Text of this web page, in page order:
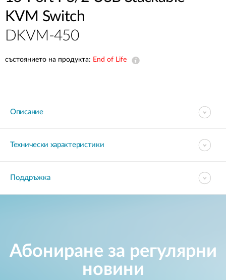
KVM Switch
DKVM-450
състоянието на продукта: End of Life
Описание
Технически характеристики
Поддръжка
Абониране за регулярни
новини